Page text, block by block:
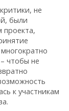
не
были
проекта,
чтобы не
к участникам